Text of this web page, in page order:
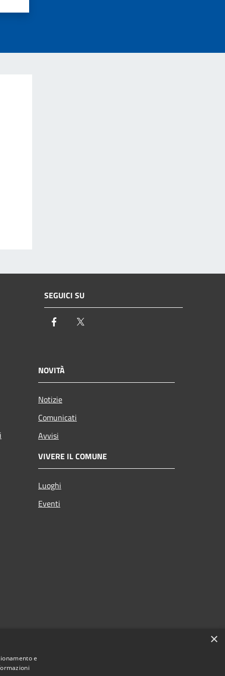
SEGUICI SU
Facebook
NOVITÀ
Notizie
Comunicati
Avvisi
VIVERE IL COMUNE
Luoghi
Eventi
×
e